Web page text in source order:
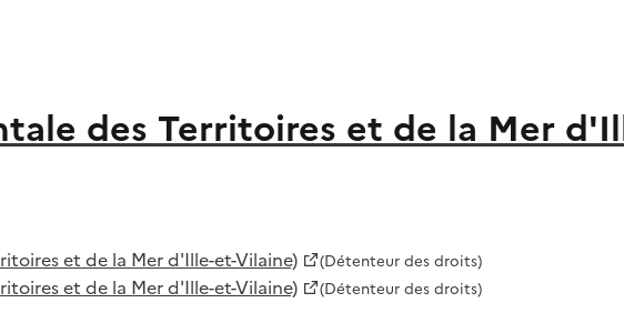
des Territoires et de la Mer
et de la Mer d'Ille-et-Vilaine)
(Détenteur des droits)
et de la Mer d'Ille-et-Vilaine) (Détenteur des droits)